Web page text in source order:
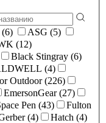
ALTAMA (6)
ASG (5)
BLACKHAWK (12)
Black Stingray (6)
CALDWELL (4)
Condor Outdoor (226)
EmersonGear (27)
Fisher Space Pen (43)
Fulton
Gerber (4)
Hatch (4)